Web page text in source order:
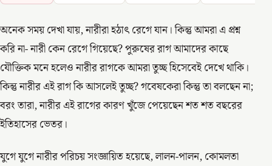
অনেক সময় দেখা যায়, নারীরা হঠাৎ রেগে যান। কিন্তু আমরা এ প্রশ্ন
করি না- নারী কেন রেগে গিয়েছে? পুরুষের রাগ আমাদের কাছে
যৌক্তিক মনে হলেও নারীর রাগকে আমরা তুচ্ছ হিসেবেই দেখে থাকি।
কিন্তু নারীর এই রাগ কি আসলেই তুচ্ছ? গবেষকেরা কিন্তু তা বলছেন না;
বরং তারা, নারীর এই রাগের কারণ খুঁজে পেয়েছেন শত শত বছরের
ইতিহাসের ভেতর।
যুগে যুগে নারীর পরিচয় সংজ্ঞায়িত হয়েছে, লালন-পালন, কোমলতা